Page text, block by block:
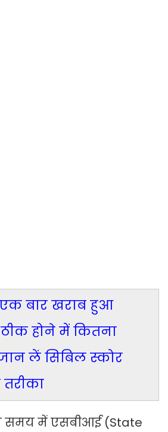
एक बार खराब हुआ
होने में कितना
लें सिबिल स्कोर
समय में एसबीआई (State